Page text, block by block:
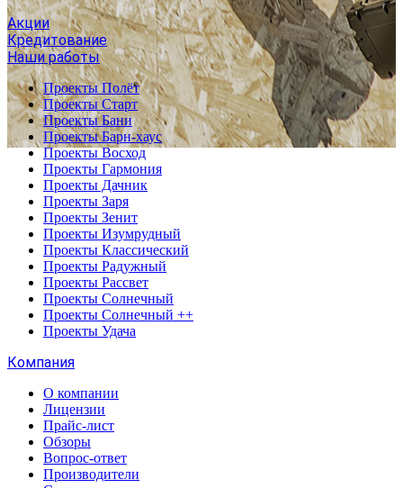
Акции
Кредитование
Наши работы
Проекты Полёт
Проекты Старт
Проекты Бани
Проекты Барн-хаус
Проекты Восход
Проекты Гармония
Проекты Дачник
Проекты Заря
Проекты Зенит
Проекты Изумрудный
Проекты Классический
Проекты Радужный
Проекты Рассвет
Проекты Солнечный
Проекты Солнечный ++
Проекты Удача
Компания
О компании
Лицензии
Прайс-лист
Обзоры
Вопрос-ответ
Производители